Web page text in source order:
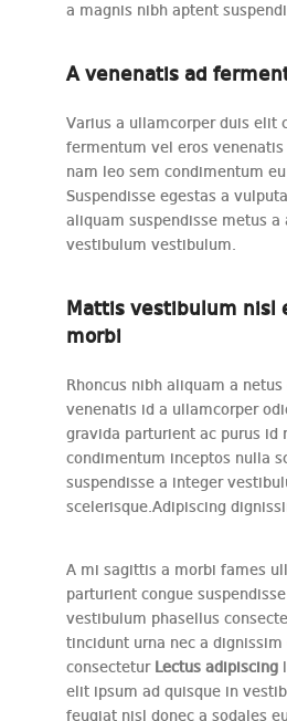
a magnis nibh aptent
A venenatis ad
Varius a ullamcorper duis elit
fermentum vel eros venenatis
nam leo sem condimentum eu
Suspendisse egestas a
aliquam suspendisse metus a
vestibulum vestibulum.
Mattis vestibulum nisl
morbi
Rhoncus nibh aliquam a
venenatis id a ullamcorper
gravida parturient ac purus id
condimentum inceptos nulla
suspendisse a integer
scelerisque.Adipiscing
A mi sagittis a morbi fames
parturient congue
vestibulum phasellus
tincidunt urna nec a dignissim
consectetur Lectus adipiscing
elit ipsum ad quisque in
feugiat nisl donec a sodales